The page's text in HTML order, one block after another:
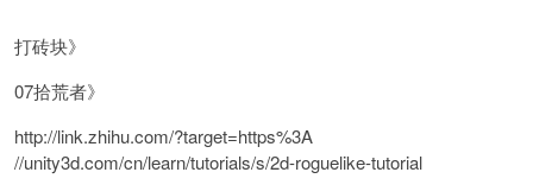
打砖块》
07拾荒者》
http://link.zhihu.com/?target=https%3A
//unity3d.com/cn/learn/tutorials/s/2d-roguelike-tutorial